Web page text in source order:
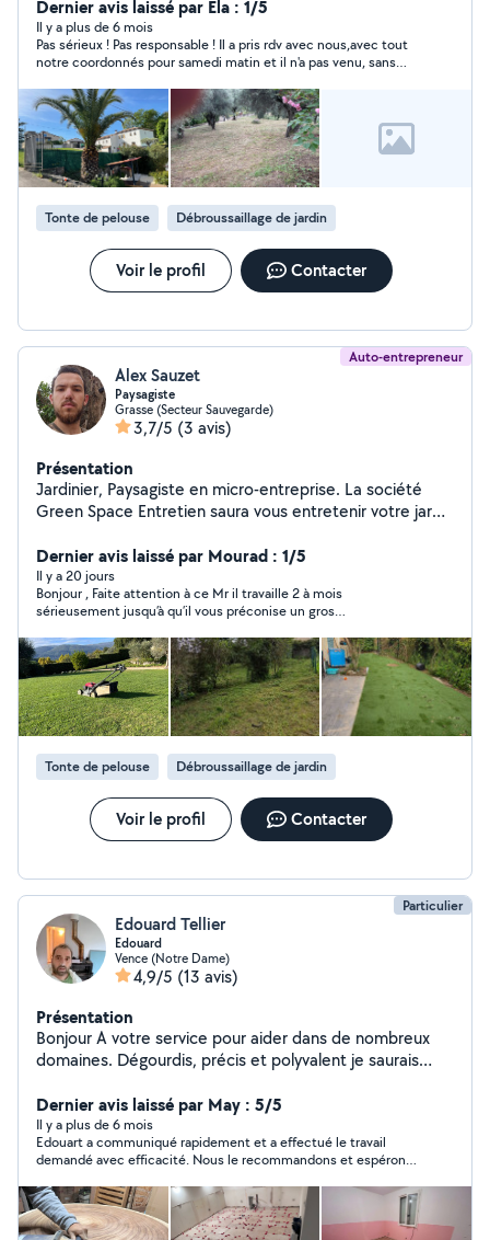
Dernier avis laissé par Ela : 1/5
Il y a plus de 6 mois
Pas sérieux ! Pas responsable ! Il a pris rdv avec nous,avec tout
notre coordonnés pour samedi matin et il n'a pas venu, sans
notre adresse. RESTEZ VIGILANT !!
Tonte de pelouse Débroussaillage de jardin
Voir le profil Contacter
Auto-entrepreneur
Alex Sauzet
Paysagiste
Grasse (Secteur Sauvegarde)
3,7/5 (3 avis)
Présentation
Jardinier, Paysagiste en micro-entreprise. La société
Green Space Entretien saura vous entretenir votre jardin
debrouissaillage, élagage, création, arrosage
automatiques
Dernier avis laissé par Mourad : 1/5
Il y a 20 jours
Bonjour , Faite attention à ce Mr il travaille 2 à mois
sérieusement jusqu’à qu’il vous préconise un gros
disparaît sans donner de nouvelles . Il ne me répond plus au
téléphone m’a fait un chèque en bois , il m’a escroqué de 1000
euros attention escroc professionnel .
Tonte de pelouse Débroussaillage de jardin
Voir le profil Contacter
Particulier
Edouard Tellier
Edouard
Vence (Notre Dame)
4,9/5 (13 avis)
Présentation
Bonjour A votre service pour aider dans de nombreux
domaines. Dégourdis, précis et polyvalent je saurais
Dernier avis laissé par May : 5/5
Il y a plus de 6 mois
Edouart a communiqué rapidement et a effectué le travail
demandé avec efficacité. Nous le recommandons et espérons